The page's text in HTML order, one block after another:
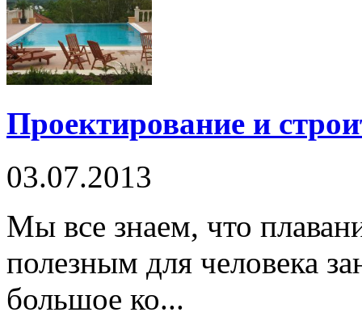
Проектирование и
03.07.2013
Мы все знаем, что
полезным для человека
большое ко...